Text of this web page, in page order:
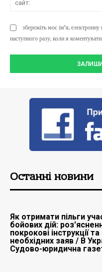
збережіть моє ім'я,
наступного разу, коли я
Останні новини
Як отримати пільги
бойових дій:
покрокові інструкції
необхідних заяв / В
Судово-юридична